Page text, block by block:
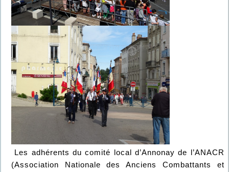
Les adhérents du comité local d’Annonay de l’ANACR
(Association Nationale des Anciens Combattants et